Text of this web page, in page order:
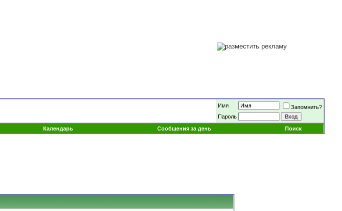
Имя
Запомнить?
Пароль
Календарь Сообщения за день Поиск